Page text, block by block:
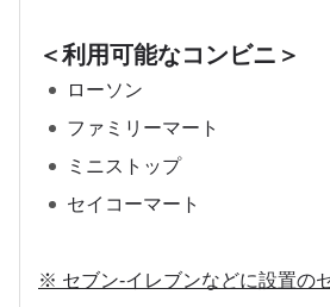
＜利用可能なコンビニ＞
ローソン
ファミリーマート
ミニストップ
セイコーマート
※ セブン-イレブンなどに設置の